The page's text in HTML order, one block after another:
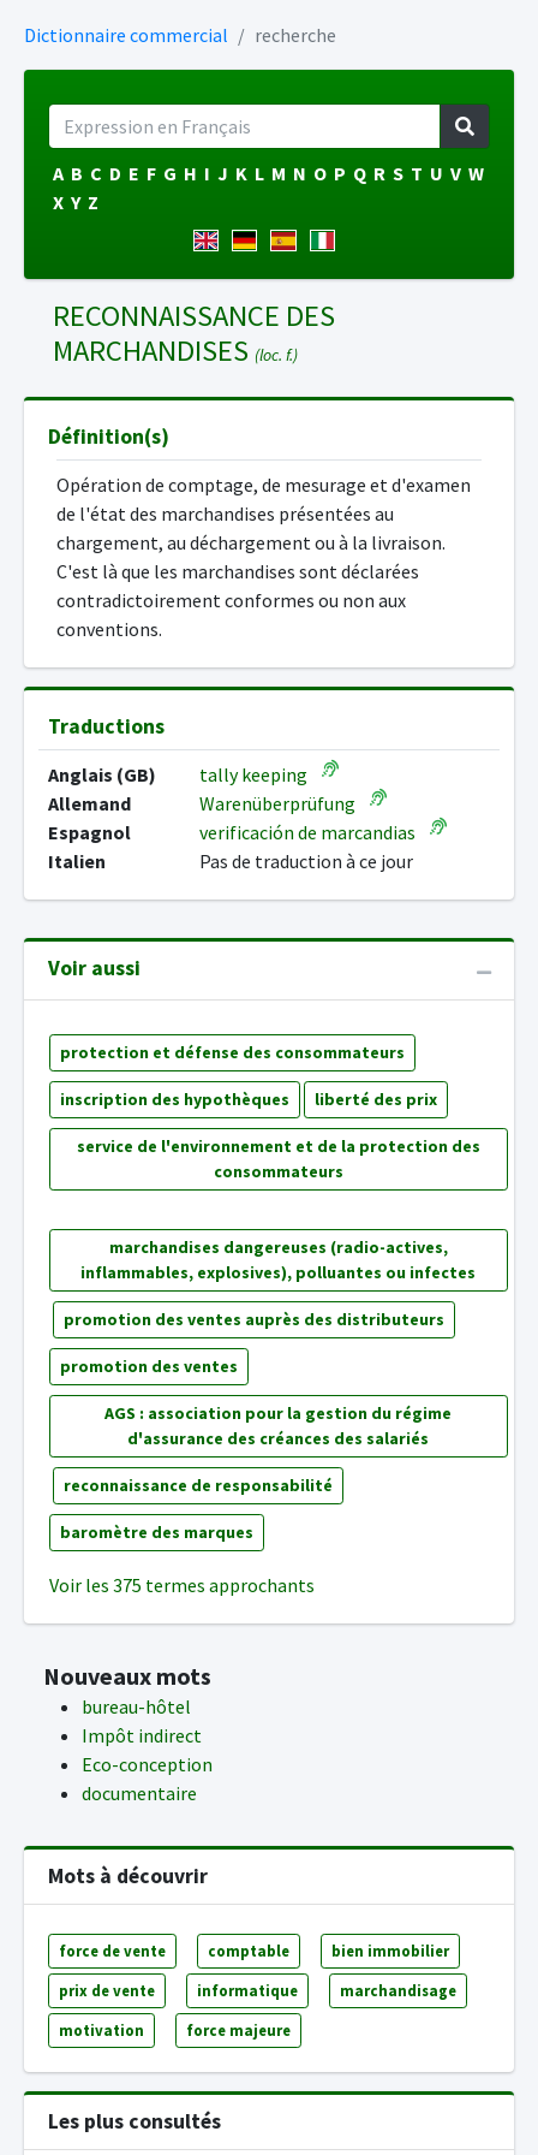
Dictionnaire commercial recherche
A B C D E F G H I J K L M N O P Q R S T U V W
X Y Z
RECONNAISSANCE DES
MARCHANDISES (loc. f.)
Définition(s)
Opération de comptage, de mesurage et d'examen
de l'état des marchandises présentées au
chargement, au déchargement ou à la livraison.
C'est là que les marchandises sont déclarées
contradictoirement conformes ou non aux
conventions.
Traductions
Anglais (GB)
tally keeping
Allemand
Warenüberprüfung
Espagnol
verificación de marcandias
Italien
Pas de traduction à ce jour
Voir aussi
protection et défense des consommateurs
inscription des hypothèques liberté des prix
service de l'environnement et de la protection des
consommateurs
marchandises dangereuses (radio-actives,
inflammables, explosives), polluantes ou infectes
promotion des ventes auprès des distributeurs
promotion des ventes
AGS : association pour la gestion du régime
d'assurance des créances des salariés
reconnaissance de responsabilité
baromètre des marques
Voir les 375 termes approchants
Nouveaux mots
bureau-hôtel
Impôt indirect
Eco-conception
documentaire
Mots à découvrir
force de vente comptable bien immobilier
prix de vente informatique marchandisage
motivation force majeure
Les plus consultés